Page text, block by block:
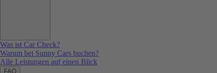
Was ist Car Check?
Warum bei Sunny Cars buchen?
Alle Leistungen auf einen Blick
FAQ